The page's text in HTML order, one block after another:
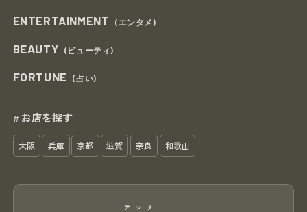
ENTERTAINMENT (エンタメ)
BEAUTY (ビューティ)
FORTUNE (占い)
# お店を探す
大阪 兵庫 京都 滋賀 奈良 和歌山